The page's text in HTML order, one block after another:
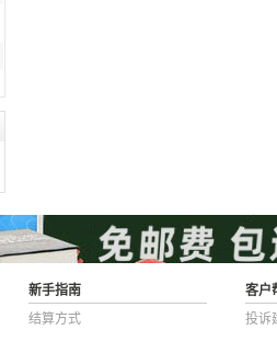
新手指南
结算方式
客户
投诉